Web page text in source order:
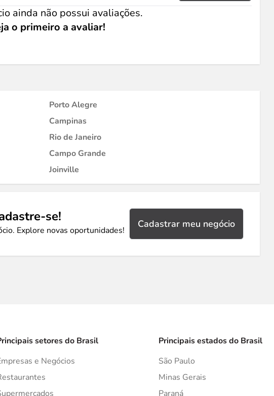
ainda não possui avaliações.
o primeiro a avaliar!
Porto Alegre
Campinas
Rio de Janeiro
Campo Grande
Joinville
se!
Explore novas oportunidades!
Cadastrar meu negócio
setores do Brasil
e Negócios
Principais estados do Brasil
São Paulo
Minas Gerais
Paraná